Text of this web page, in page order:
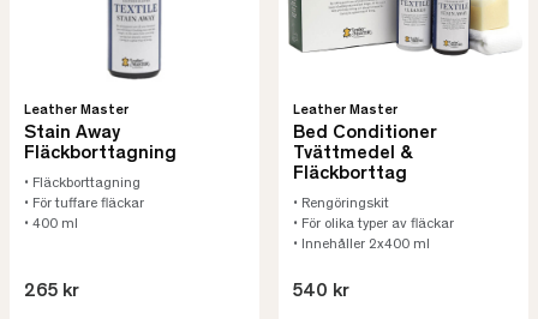
Leather Master
Stain Away
Fläckborttagning
• Fläckborttagning
• För tuffare fläckar
• 400 ml
265 kr
Leather Master
Bed Conditioner
Tvättmedel &
Fläckborttag
• Rengöringskit
• För olika typer av fläckar
• Innehåller 2x400 ml
540 kr